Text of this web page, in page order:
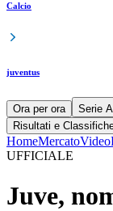
Calcio
juventus
Ora per ora Serie A
Risultati e
HomeMercatoVideo
UFFICIALE
Juve,